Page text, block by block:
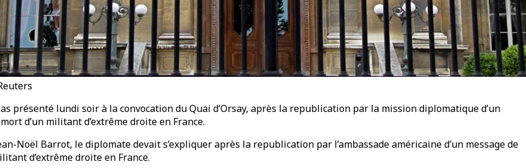
présenté lundi soir à la convocation du Quai d’Orsay, après la republication par la mission diplomatique d’un
d’un militant d’extrême droite en France.
Noël Barrot, le diplomate devait s’expliquer après la republication par l’ambassade américaine d’un message de
d’extrême droite en France.